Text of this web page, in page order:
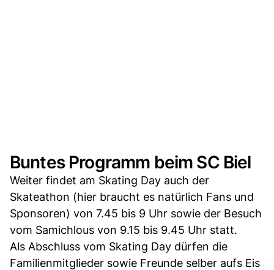
Buntes Programm beim SC Biel
Weiter findet am Skating Day auch der
Skateathon (hier braucht es natürlich Fans und
Sponsoren) von 7.45 bis 9 Uhr sowie der Besuch
vom Samichlous von 9.15 bis 9.45 Uhr statt.
Als Abschluss vom Skating Day dürfen die
Familienmitglieder sowie Freunde selber aufs Eis